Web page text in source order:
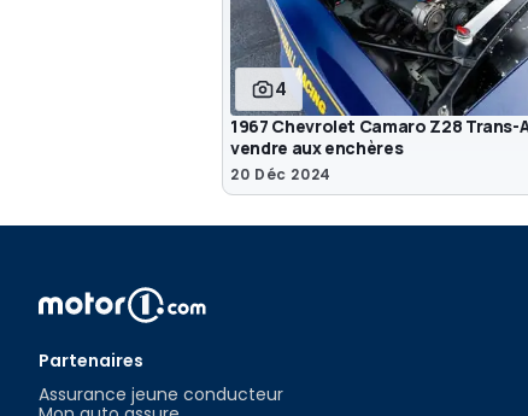
4
1967 Chevrolet Camaro Z28 Trans-
vendre aux enchères
20 Déc 2024
Partenaires
Assurance jeune conducteur